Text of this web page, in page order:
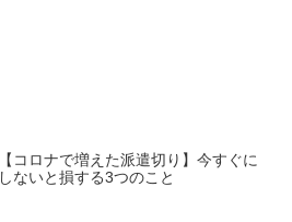
【コロナで増えた派遣切り】今すぐに
しないと損する3つのこと